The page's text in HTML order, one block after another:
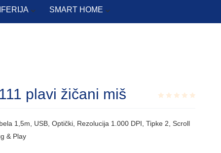
SMART HOME
out
plavi žičani miš
1,5m, USB, Optički, Rezolucija 1.000 DPI, Tipke 2, Scroll
& Play